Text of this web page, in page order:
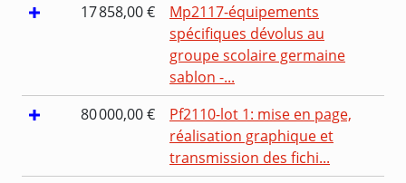
17 858,00 €
Mp2117-équipements
spécifiques dévolus au
groupe scolaire germaine
sablon -...
80 000,00 €
Pf2110-lot 1: mise en page,
réalisation graphique et
transmission des fichi...